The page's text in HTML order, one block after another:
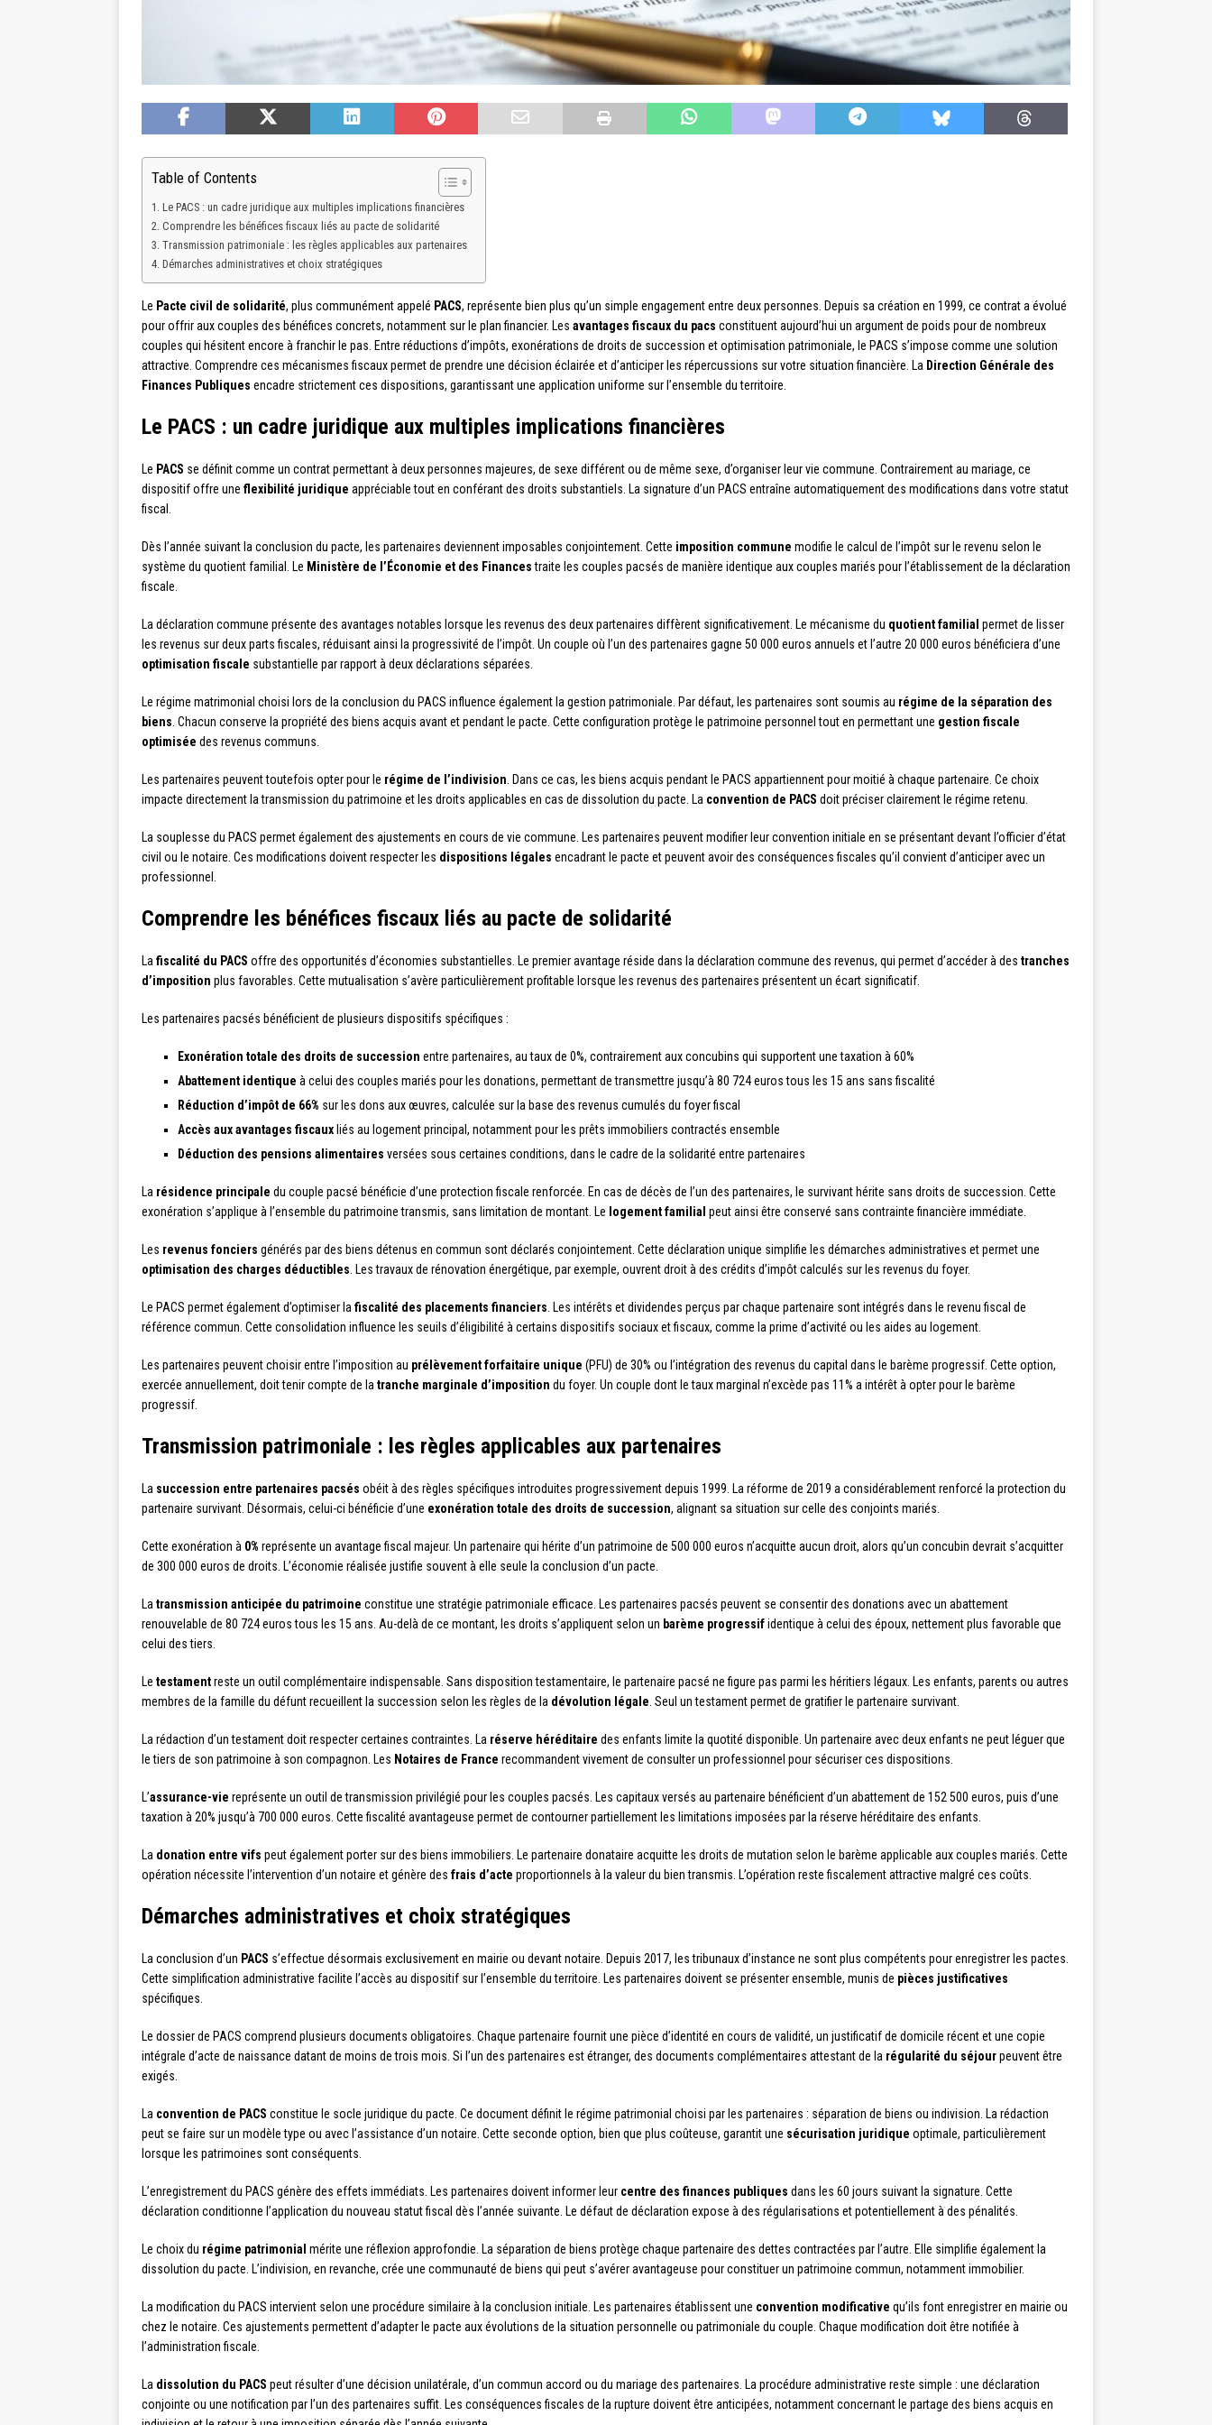
Table of Contents
Le PACS : un cadre juridique aux multiples implications financières
Comprendre les bénéfices fiscaux liés au pacte de solidarité
Transmission patrimoniale : les règles applicables aux partenaires
Démarches administratives et choix stratégiques
Le Pacte civil de solidarité, plus communément appelé PACS, représente bien plus qu’un simple engagement entre deux personnes. Depuis sa création en 1999, ce contrat a évolué
pour offrir aux couples des bénéfices concrets, notamment sur le plan financier. Les avantages fiscaux du pacs constituent aujourd’hui un argument de poids pour de nombreux
couples qui hésitent encore à franchir le pas. Entre réductions d’impôts, exonérations de droits de succession et optimisation patrimoniale, le PACS s’impose comme une solution
attractive. Comprendre ces mécanismes fiscaux permet de prendre une décision éclairée et d’anticiper les répercussions sur votre situation financière. La Direction Générale des
Finances Publiques encadre strictement ces dispositions, garantissant une application uniforme sur l’ensemble du territoire.
Le PACS : un cadre juridique aux multiples implications financières
Le PACS se définit comme un contrat permettant à deux personnes majeures, de sexe différent ou de même sexe, d’organiser leur vie commune. Contrairement au mariage, ce
dispositif offre une flexibilité juridique appréciable tout en conférant des droits substantiels. La signature d’un PACS entraîne automatiquement des modifications dans votre statut
fiscal.
Dès l’année suivant la conclusion du pacte, les partenaires deviennent imposables conjointement. Cette imposition commune modifie le calcul de l’impôt sur le revenu selon le
système du quotient familial. Le Ministère de l’Économie et des Financestraite les couples pacsés de manière identique aux couples mariés pour l’établissement de la déclaration
fiscale.
La déclaration commune présente des avantages notables lorsque les revenus des deux partenaires diffèrent significativement. Le mécanisme du quotient familial permet de lisser
les revenus sur deux parts fiscales, réduisant ainsi la progressivité de l’impôt. Un couple où l’un des partenaires gagne 50 000 euros annuels et l’autre 20 000 euros bénéficiera d’une
optimisation fiscale substantielle par rapport à deux déclarations séparées.
Le régime matrimonial choisi lors de la conclusion du PACS influence également la gestion patrimoniale. Par défaut, les partenaires sont soumis au régime de la séparation des
biens . Chacun conserve la propriété des biens acquis avant et pendant le pacte. Cette configuration protège le patrimoine personnel tout en permettant une gestion fiscale
optimisée des revenus communs.
Les partenaires peuvent toutefois opter pour le régime de l’indivision . Dans ce cas, les biens acquis pendant le PACS appartiennent pour moitié à chaque partenaire. Ce choix
impacte directement la transmission du patrimoine et les droits applicables en cas de dissolution du pacte. La convention de PACS doit préciser clairement le régime retenu.
La souplesse du PACS permet également des ajustements en cours de vie commune. Les partenaires peuvent modifier leur convention initiale en se présentant devant l’officier d’état
civil ou le notaire. Ces modifications doivent respecter les dispositions légales encadrant le pacte et peuvent avoir des conséquences fiscales qu’il convient d’anticiper avec un
professionnel.
Comprendre les bénéfices fiscaux liés au pacte de solidarité
La fiscalité du PACS offre des opportunités d’économies substantielles. Le premier avantage réside dans la déclaration commune des revenus, qui permet d’accéder à des tranches
d’imposition plus favorables. Cette mutualisation s’avère particulièrement profitable lorsque les revenus des partenaires présentent un écart significatif.
Les partenaires pacsés bénéficient de plusieurs dispositifs spécifiques :
Exonération totale des droits de succession entre partenaires, au taux de 0%, contrairement aux concubins qui supportent une taxation à 60%
Abattement identique à celui des couples mariés pour les donations, permettant de transmettre jusqu’à 80 724 euros tous les 15 ans sans fiscalité
Réduction d’impôt de 66% sur les dons aux œuvres, calculée sur la base des revenus cumulés du foyer fiscal
Accès aux avantages fiscaux liés au logement principal, notamment pour les prêts immobiliers contractés ensemble
Déduction des pensions alimentaires versées sous certaines conditions, dans le cadre de la solidarité entre partenaires
La résidence principale du couple pacsé bénéficie d’une protection fiscale renforcée. En cas de décès de l’un des partenaires, le survivant hérite sans droits de succession. Cette
exonération s’applique à l’ensemble du patrimoine transmis, sans limitation de montant. Le logement familial peut ainsi être conservé sans contrainte financière immédiate.
Les revenus fonciers générés par des biens détenus en commun sont déclarés conjointement. Cette déclaration unique simplifie les démarches administratives et permet une
optimisation des charges déductibles . Les travaux de rénovation énergétique, par exemple, ouvrent droit à des crédits d’impôt calculés sur les revenus du foyer.
Le PACS permet également d’optimiser la fiscalité des placements financiers . Les intérêts et dividendes perçus par chaque partenaire sont intégrés dans le revenu fiscal de
référence commun. Cette consolidation influence les seuils d’éligibilité à certains dispositifs sociaux et fiscaux, comme la prime d’activité ou les aides au logement.
Les partenaires peuvent choisir entre l’imposition au prélèvement forfaitaire unique (PFU) de 30% ou l’intégration des revenus du capital dans le barème progressif. Cette option,
exercée annuellement, doit tenir compte de la tranche marginale d’imposition du foyer. Un couple dont le taux marginal n’excède pas 11% a intérêt à opter pour le barème
progressif.
Transmission patrimoniale : les règles applicables aux partenaires
La succession entre partenaires pacsés obéit à des règles spécifiques introduites progressivement depuis 1999. La réforme de 2019 a considérablement renforcé la protection du
partenaire survivant. Désormais, celui-ci bénéficie d’une exonération totale des droits de succession, alignant sa situation sur celle des conjoints mariés.
Cette exonération à 0% représente un avantage fiscal majeur. Un partenaire qui hérite d’un patrimoine de 500 000 euros n’acquitte aucun droit, alors qu’un concubin devrait s’acquitter
de 300 000 euros de droits. L’économie réalisée justifie souvent à elle seule la conclusion d’un pacte.
La transmission anticipée du patrimoine constitue une stratégie patrimoniale efficace. Les partenaires pacsés peuvent se consentir des donations avec un abattement
renouvelable de 80 724 euros tous les 15 ans. Au-delà de ce montant, les droits s’appliquent selon un barème progressifidentique à celui des époux, nettement plus favorable que
celui des tiers.
Le testamentreste un outil complémentaire indispensable. Sans disposition testamentaire, le partenaire pacsé ne figure pas parmi les héritiers légaux. Les enfants, parents ou autres
membres de la famille du défunt recueillent la succession selon les règles de la dévolution légale . Seul un testament permet de gratifier le partenaire survivant.
La rédaction d’un testament doit respecter certaines contraintes. La réserve héréditaire des enfants limite la quotité disponible. Un partenaire avec deux enfants ne peut léguer que
le tiers de son patrimoine à son compagnon. Les Notaires de France recommandent vivement de consulter un professionnel pour sécuriser ces dispositions.
L’assurance-vie représente un outil de transmission privilégié pour les couples pacsés. Les capitaux versés au partenaire bénéficient d’un abattement de 152 500 euros, puis d’une
taxation à 20% jusqu’à 700 000 euros. Cette fiscalité avantageuse permet de contourner partiellement les limitations imposées par la réserve héréditaire des enfants.
La donation entre vifs peut également porter sur des biens immobiliers. Le partenaire donataire acquitte les droits de mutation selon le barème applicable aux couples mariés. Cette
opération nécessite l’intervention d’un notaire et génère des frais d’acte proportionnels à la valeur du bien transmis. L’opération reste fiscalement attractive malgré ces coûts.
Démarches administratives et choix stratégiques
La conclusion d’un PACS s’effectue désormais exclusivement en mairie ou devant notaire. Depuis 2017, les tribunaux d’instance ne sont plus compétents pour enregistrer les pactes.
Cette simplification administrative facilite l’accès au dispositif sur l’ensemble du territoire. Les partenaires doivent se présenter ensemble, munis de pièces justificatives
spécifiques.
Le dossier de PACS comprend plusieurs documents obligatoires. Chaque partenaire fournit une pièce d’identité en cours de validité, un justificatif de domicile récent et une copie
intégrale d’acte de naissance datant de moins de trois mois. Si l’un des partenaires est étranger, des documents complémentaires attestant de la régularité du séjourpeuvent être
exigés.
La convention de PACS constitue le socle juridique du pacte. Ce document définit le régime patrimonial choisi par les partenaires : séparation de biens ou indivision. La rédaction
peut se faire sur un modèle type ou avec l’assistance d’un notaire. Cette seconde option, bien que plus coûteuse, garantit une sécurisation juridique optimale, particulièrement
lorsque les patrimoines sont conséquents.
L’enregistrement du PACS génère des effets immédiats. Les partenaires doivent informer leur centre des finances publiques dans les 60 jours suivant la signature. Cette
déclaration conditionne l’application du nouveau statut fiscal dès l’année suivante. Le défaut de déclaration expose à des régularisations et potentiellement à des pénalités.
Le choix du régime patrimonial mérite une réflexion approfondie. La séparation de biens protège chaque partenaire des dettes contractées par l’autre. Elle simplifie également la
dissolution du pacte. L’indivision, en revanche, crée une communauté de biens qui peut s’avérer avantageuse pour constituer un patrimoine commun, notamment immobilier.
La modification du PACS intervient selon une procédure similaire à la conclusion initiale. Les partenaires établissent une convention modificative qu’ils font enregistrer en mairie ou
chez le notaire. Ces ajustements permettent d’adapter le pacte aux évolutions de la situation personnelle ou patrimoniale du couple. Chaque modification doit être notifiée à
l’administration fiscale.
La dissolution du PACS peut résulter d’une décision unilatérale, d’un commun accord ou du mariage des partenaires. La procédure administrative reste simple : une déclaration
conjointe ou une notification par l’un des partenaires suffit. Les conséquences fiscales de la rupture doivent être anticipées, notamment concernant le partage des biens acquis en